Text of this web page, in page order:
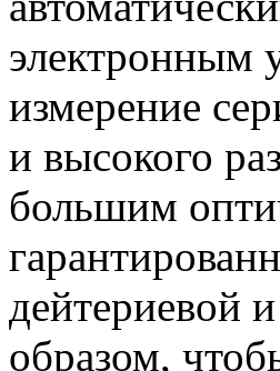
электронным
измерение
и высокого
большим
дейтериевой
образом,